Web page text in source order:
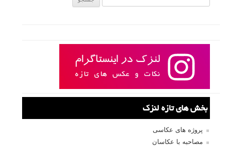
بخش های تازه لنزک
پروژه های عکاسی
مصاحبه با عکاسان